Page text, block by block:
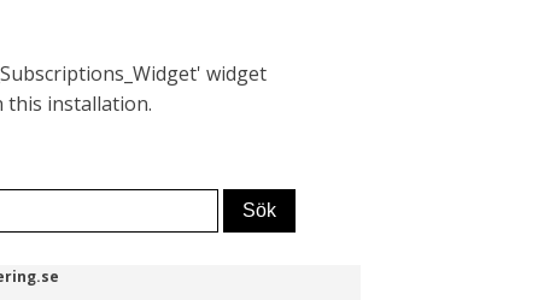
widget
this installation.